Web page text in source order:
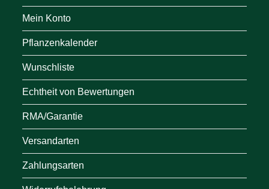
Mein Konto
Pflanzenkalender
Wunschliste
Echtheit von Bewertungen
RMA/Garantie
Versandarten
Zahlungsarten